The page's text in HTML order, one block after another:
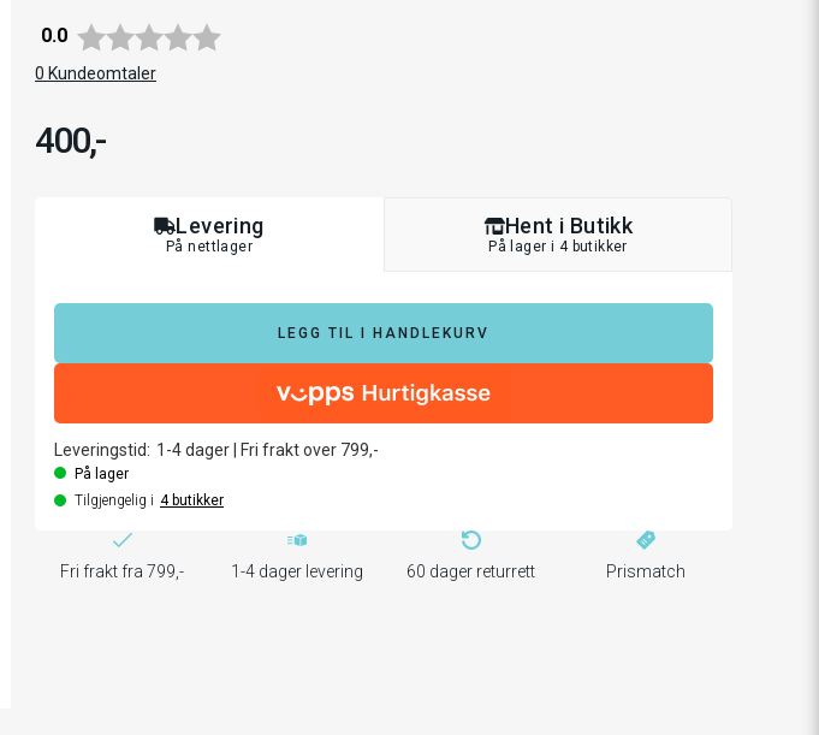
Gjennomsnittskarakter:
0.0
0 Kundeomtaler
400,-
Levering
På nettlager
LEGG TIL I HANDLEKURV
Leveringstid: 1-4dager Fri frakt over 799,-
På lager
Tilgjengelig i 4 butikker
Hent i Butikk
På lager i 4 butikker
Fri frakt fra 799,- 1-4 dager levering 60 dager returrett Prismatch